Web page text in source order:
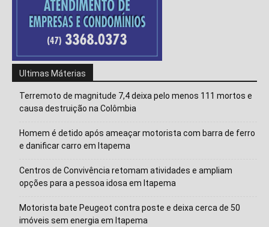
Ultimas Máterias
Terremoto de magnitude 7,4 deixa pelo menos 111 mortos e
causa destruição na Colômbia
Homem é detido após ameaçar motorista com barra de ferro
e danificar carro em Itapema
Centros de Convivência retomam atividades e ampliam
opções para a pessoa idosa em Itapema
Motorista bate Peugeot contra poste e deixa cerca de 50
imóveis sem energia em Itapema
Isso vai fechar em14segundos